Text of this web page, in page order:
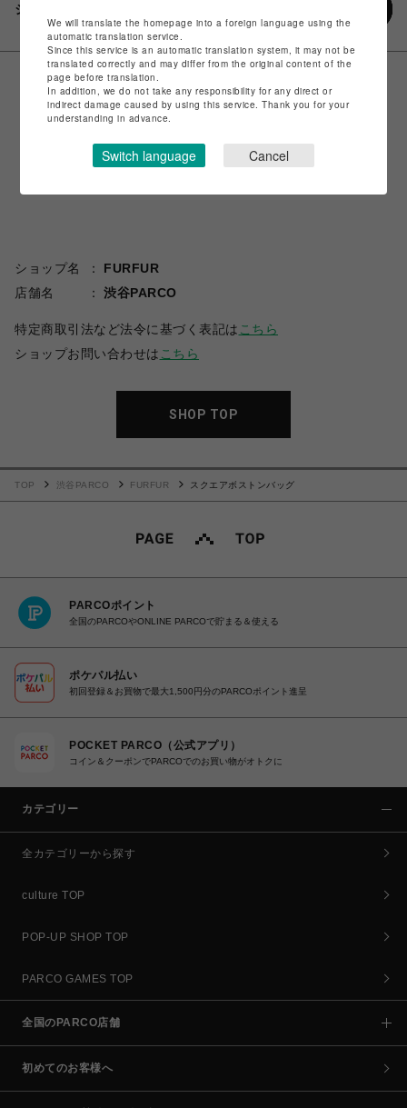
シェアする
ショップ名
FURFUR
店舗名
渋谷PARCO
特定商取引法など法令に基づく表記は こちら
ショップお問い合わせは こちら
SHOP TOP
TOP 渋谷PARCO FURFUR スクエアボストンバッグ
PARCOポイント
全国のPARCOやONLINE PARCOで貯まる＆使える
ポケパル払い
初回登録＆お買物で最大1,500円分のPARCOポイント進呈
POCKET PARCO（公式アプリ）
コイン＆クーポンでPARCOでのお買い物がオトクに
カテゴリー
全カテゴリーから探す
culture TOP
POP-UP SHOP TOP
PARCO GAMES TOP
全国のPARCO店舗
初めてのお客様へ
We will translate the homepage into a foreign language using the
automatic translation service.
Since this service is an automatic translation system, it may not be
translated correctly and may differ from the original content of the
page before translation.
In addition, we do not take any responsibility for any direct or
indirect damage caused by using this service. Thank you for your
understanding in advance.
Switch language Cancel